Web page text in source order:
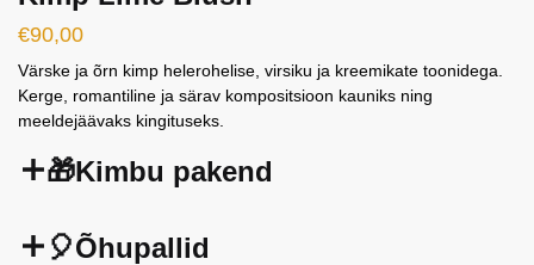
€90,00
Värske ja õrn kimp helerohelise, virsiku ja kreemikate toonidega.
Kerge, romantiline ja särav kompositsioon kauniks ning
meeldejäävaks kingituseks.
🎁Kimbu pakend
🎈Õhupallid